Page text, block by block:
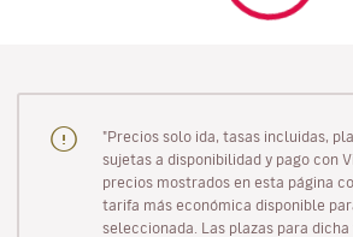
"Precios solo ida, tasas incluidas,
sujetas a disponibilidad y pago con
precios mostrados en esta página
tarifa más económica disponible
seleccionada. Las plazas para